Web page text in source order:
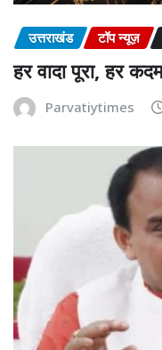
उत्तराखंड टॉप न्यूज़
हर वादा पूरा, हर
Parvatiytimes